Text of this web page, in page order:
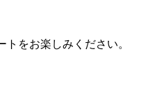
をお楽しみください。